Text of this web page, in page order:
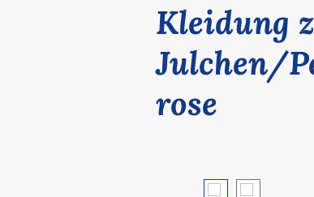
Kleidung
Julchen/
rose